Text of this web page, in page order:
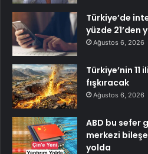
Türkiye’de
yüzde 21’den
Ağustos 6, 2026
Türkiye’nin 11
fışkıracak
Ağustos 6, 2026
ABD bu sefer
merkezi
yolda